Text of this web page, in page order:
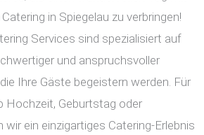
in Spiegelau zu verbringen!
Services sind spezialisiert auf
und anspruchsvoller
Ihre Gäste begeistern werden. Für
Hochzeit, Geburtstag oder
wir ein einzigartiges Catering-Erlebnis